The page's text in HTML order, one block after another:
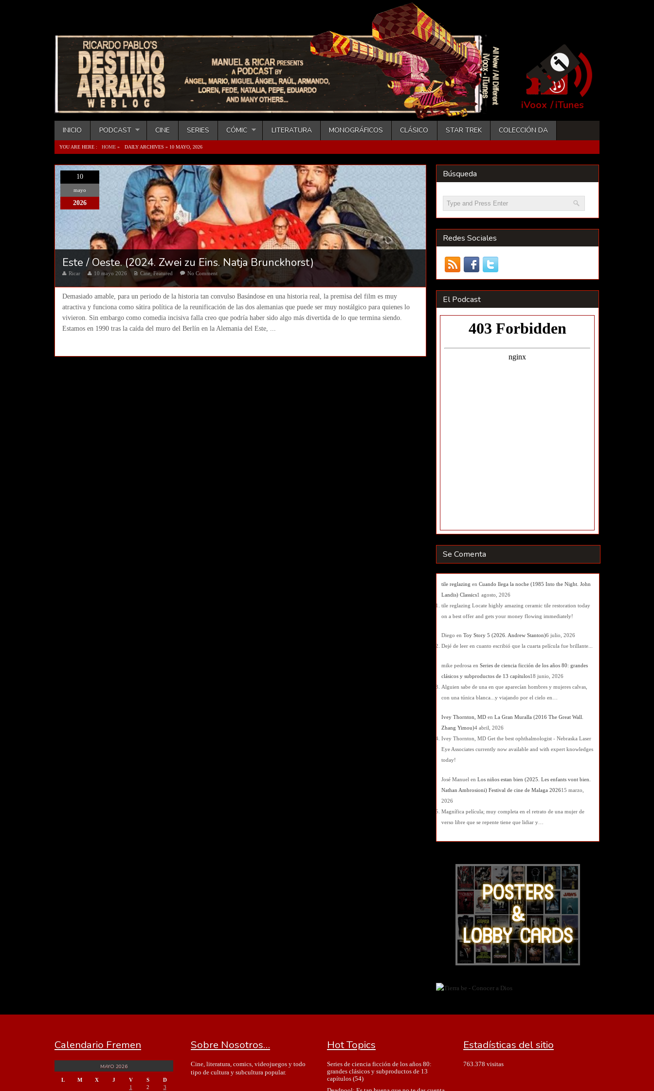
iVoox /iTunes
INICIO PODCAST CINE SERIES CÓMIC LITERATURA MONOGRÁFICOS CLÁSICO STAR TREK COLECCIÓN DA
YOU ARE HERE : HOME » DAILY ARCHIVES » 10 MAYO, 2026
10
mayo
2026
Este / Oeste. (2024. Zwei zu Eins. Natja Brunckhorst)
Ricar 10 mayo 2026 Cine,Featured No Comment
Demasiado amable, para un periodo de la historia tan convulso Basándose en una historia real, la premisa del film es muy
atractiva y funciona como sátira política de la reunificación de las dos alemanias que puede ser muy nostálgico para quienes lo
vivieron. Sin embargo como comedia incisiva falla creo que podría haber sido algo más divertida de lo que termina siendo.
Estamos en 1990 tras la caída del muro del Berlín en la Alemania del Este, ...
Búsqueda
Redes Sociales
El Podcast
Se Comenta
tile reglazing en Cuando llega la noche (1985 Into the Night. John
Landis) Classics1 agosto, 2026
tile reglazing Locate highly amazing ceramic tile restoration today
on a best offer and gets your money flowing immediately!
Diego en Toy Story 5 (2026. Andrew Stanton)6 julio, 2026
Dejé de leer en cuanto escribió que la cuarta película fue brillante...
mike pedrosa en Series de ciencia ficción de los años 80: grandes
clásicos y subproductos de 13 capítulos18 junio, 2026
Alguien sabe de una en que aparecían hombres y mujeres calvas,
con una túnica blanca...y viajando por el cielo en…
Ivey Thornton, MD en La Gran Muralla (2016 The Great Wall.
Zhang Yimou)4 abril, 2026
Ivey Thornton, MD Get the best ophthalmologist - Nebraska Laser
Eye Associates currently now available and with expert knowledges
today!
José Manuel en Los niños estan bien (2025. Les enfants vont bien.
Nathan Ambrosioni) Festival de cine de Malaga 202615 marzo,
2026
Magnífica película; muy completa en el retrato de una mujer de
verso libre que se repente tiene que lidiar y…
Calendario Fremen
MAYO 2026
L M X J V S
D
1
2 3
Sobre Nosotros…
Cine, literatura, comics, videojuegos y todo
tipo de cultura y subcultura popular.
Hot Topics
Series de ciencia ficción de los años 80:
grandes clásicos y subproductos de 13
capítulos(54)
Estadísticas del sitio
763.378 visitas